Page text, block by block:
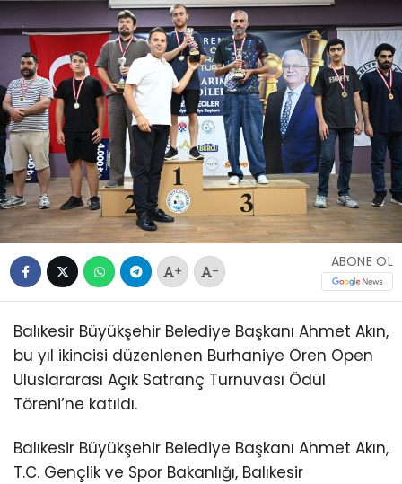
+ -
ABONE OL
Balıkesir Büyükşehir Belediye Başkanı Ahmet Akın,
bu yıl ikincisi düzenlenen Burhaniye Ören Open
Uluslararası Açık Satranç Turnuvası Ödül
Töreni’ne katıldı.
Balıkesir Büyükşehir Belediye Başkanı Ahmet Akın,
T.C. Gençlik ve Spor Bakanlığı, Balıkesir